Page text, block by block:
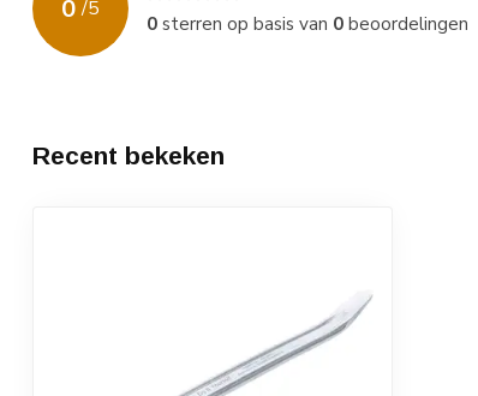
0 /5
0sterren op basis van 0beoordelingen
Recent bekeken